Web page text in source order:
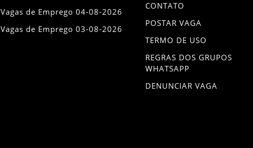
Vagas de Emprego 04-08-2026
Vagas de Emprego 03-08-2026
CONTATO
POSTAR VAGA
TERMO DE USO
REGRAS DOS GRUPOS
WHATSAPP
DENUNCIAR VAGA